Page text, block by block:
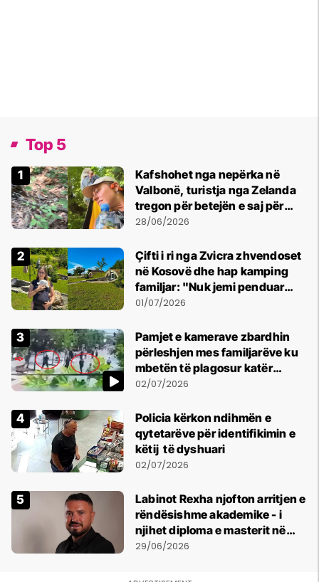
Top 5
Kafshohet nga nepërka në
Valbonë, turistja nga Zelanda
tregon për betejën e saj për
mbijetesë
28/06/2026
Çifti i ri nga Zvicra zhvendoset
në Kosovë dhe hap kamping
familjar: "Nuk jemi penduar
asnjë ditë"
01/07/2026
Pamjet e kamerave zbardhin
përleshjen mes familjarëve ku
mbetën të plagosur katër
persona
02/07/2026
Policia kërkon ndihmën e
qytetarëve për identifikimin e
këtij të dyshuari
02/07/2026
Labinot Rexha njofton arritjen e
rëndësishme akademike - i
njihet diploma e masterit në
Psikologji në Zvicër
29/06/2026